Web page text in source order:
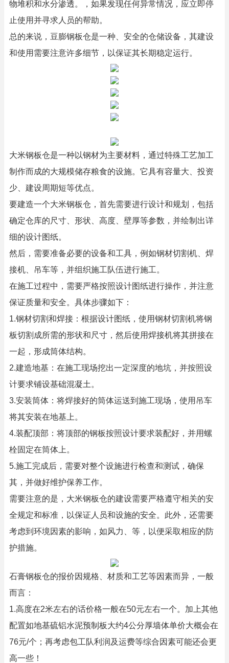
物堆积和水分渗透。，如果发现任何异常情况，应立即停
止使用并寻求人员的帮助。
总的来说，豆膨钢板仓是一种、安全的仓储设备，其建设
和使用需要注意许多细节，以保证其长期稳定运行。
大米钢板仓是一种以钢材为主要材料，通过特殊工艺加工
制作而成的大规模储存粮食的设施。它具有容量大、投资
少、建设周期短等优点。
要建造一个大米钢板仓，首先需要进行设计和规划，包括
确定仓库的尺寸、形状、高度、壁厚等参数，并绘制出详
细的设计图纸。
然后，需要准备必要的设备和工具，例如钢材切割机、焊
接机、吊车等，并组织施工队伍进行施工。
在施工过程中，需要严格按照设计图纸进行操作，并注意
保证质量和安全。具体步骤如下：
1.钢材切割和焊接：根据设计图纸，使用钢材切割机将钢
板切割成所需的形状和尺寸，然后使用焊接机将其拼接在
一起，形成筒体结构。
2.建造地基：在施工现场挖出一定深度的地坑，并按照设
计要求铺设基础混凝土。
3.安装筒体：将焊接好的筒体运送到施工现场，使用吊车
将其安装在地基上。
4.装配顶部：将顶部的钢板按照设计要求装配好，并用螺
栓固定在筒体上。
5.施工完成后，需要对整个设施进行检查和测试，确保
其，并做好维护保养工作。
需要注意的是，大米钢板仓的建设需要严格遵守相关的安
全规定和标准，以保证人员和设施的安全。此外，还需要
考虑到环境因素的影响，如风力、等，以便采取相应的防
护措施。
石膏钢板仓的报价因规格、材质和工艺等因素而异，一般
而言：
1.高度在2米左右的话价格一般在50元左右一个。加上其他
配置如地基硫铝水泥预制板大约4公分厚墙体单价大概会在
76元/个；再考虑包工队利润及运费等综合因素可能还会更
高一些！